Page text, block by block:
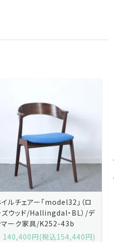
Kai Kristiansenカイ・クリスチ
ャンセン/ダイニングチェアー
「No.42」（ローズウッド・レザー
黒）/デンマーク家具/J252-57j